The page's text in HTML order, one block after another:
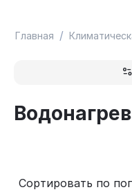
Главная /
Сортировать по